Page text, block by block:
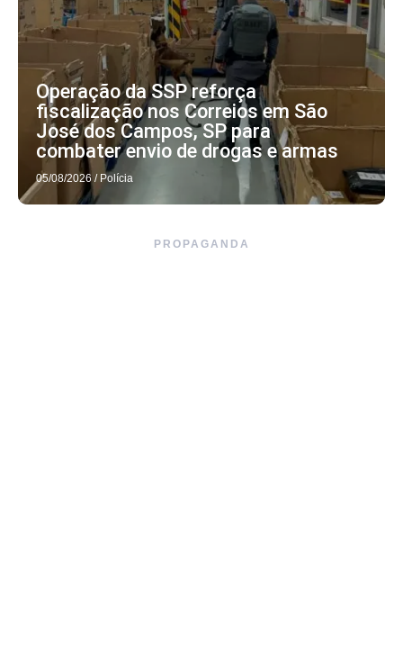
Operação da SSP reforça
fiscalização nos Correios em São
José dos Campos, SP para
combater envio de drogas e armas
05/08/2026 / Polícia
PROPAGANDA